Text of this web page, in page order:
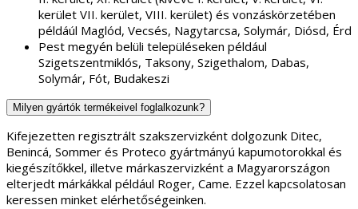
kerület VII. kerület, VIII. kerület) és vonzáskörzetében
példáúl Maglód, Vecsés, Nagytarcsa, Solymár, Diósd, Érd
Pest megyén belüli településeken például
Szigetszentmiklós, Taksony, Szigethalom, Dabas,
Solymár, Fót, Budakeszi
Milyen gyártók termékeivel foglalkozunk?
Kifejezetten regisztrált szakszervizként dolgozunk Ditec,
Benincá, Sommer és Proteco gyártmányú kapumotorokkal és
kiegészítőkkel, illetve márkaszervizként a Magyarországon
elterjedt márkákkal például Roger, Came. Ezzel kapcsolatosan
keressen minket elérhetőségeinken.